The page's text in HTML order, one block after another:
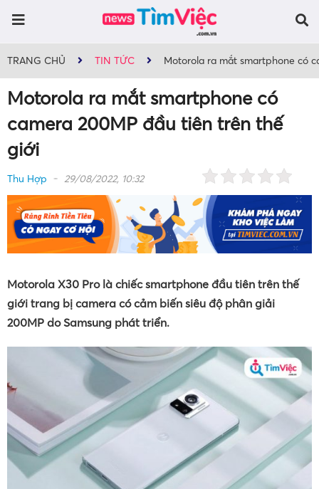
TRANG CHỦ TIN TỨC Motorola ra mắt smartphone có
Motorola ra mắt smartphone có
camera 200MP đầu tiên trên thế
giới
Thu Hợp 29/08/2022, 10:32
Motorola X30 Pro là chiếc smartphone đầu tiên trên thế
giới trang bị camera có cảm biến siêu độ phân giải
200MP do Samsung phát triển.